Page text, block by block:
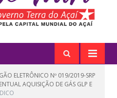
ELETRÔNICO Nº 019/2019-SRP
AQUISIÇÃO DE GÁS GLP E